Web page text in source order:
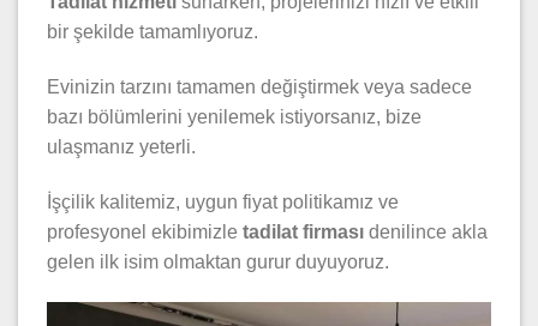
bir şekilde tamamlıyoruz.
Evinizin tarzını tamamen değiştirmek veya sadece
bazı bölümlerini yenilemek istiyorsanız, bize
ulaşmanız yeterli.
İşçilik kalitemiz, uygun fiyat politikamız ve
profesyonel ekibimizle tadilat firması denilince akla
gelen ilk isim olmaktan gurur duyuyoruz.